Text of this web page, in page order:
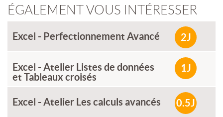
ÉGALEMENT VOUS INTÉRESSER
Excel - Perfectionnement Avancé 2J
Excel - Atelier Listes de données
et Tableaux croisés
1J
Excel - Atelier Les calculs avancés 0.5J